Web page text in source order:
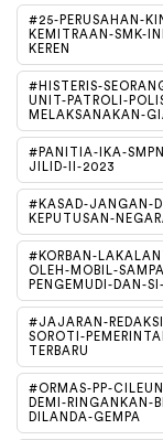
#25-PERUSAHAN-
KEMITRAAN-SMK-
KEREN
#HISTERIS-
UNIT-PATROLI-
MELAKSANAKAN-
#PANITIA-IKA-
JILID-II-2023
#KASAD-JANGAN-
KEPUTUSAN-
#KORBAN-
OLEH-MOBIL-
PENGEMUDI-DAN-
#JAJARAN-
SOROTI-
TERBARU
#ORMAS-PP-
DEMI-RINGANKAN-
DILANDA-GEMPA